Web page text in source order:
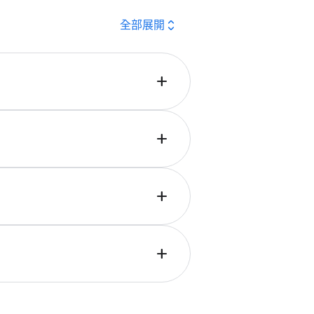
全部​展開 expand_all
add
，​請​造訪
​「關於 Google Adsadd
add
解​如何​開始​使用 Google Ads 編​
add